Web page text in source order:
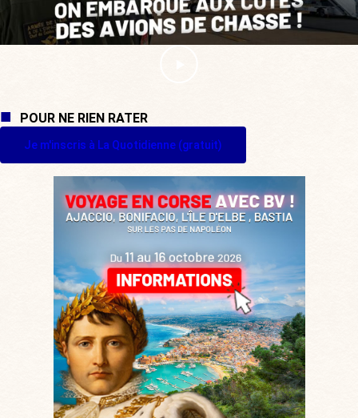
POUR NE RIEN RATER
Je m'inscris à La Quotidienne (gratuit)